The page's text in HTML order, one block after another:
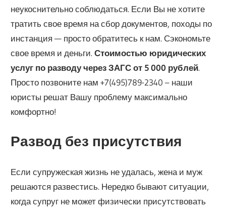
неукоснительно соблюдаться. Если Вы не хотите
тратить свое время на сбор документов, походы по
инстанция — просто обратитесь к нам. Сэкономьте
свое время и деньги.Стоимостью юридических
услуг по разводу через ЗАГС от 5 000 рублей.
Просто позвоните нам +7(495)789-2340 – наши
юристы решат Вашу проблему максимально
комфортно!
Развод без присутствия
Если супружеская жизнь не удалась, жена и муж
решаются развестись. Нередко бывают ситуации,
когда супруг не может физически присутствовать